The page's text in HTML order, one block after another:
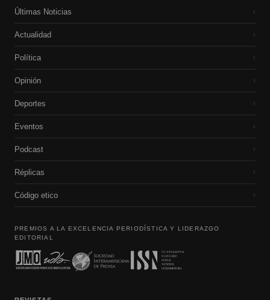
Últimas Noticias ›
Actualidad ›
Política ›
Opinión ›
Deportes ›
Eventos ›
Podcast ›
Réplicas ›
Código etico ›
PREMIOS A LA EXCELENCIA PERIODÍSTICA Y LIDERAZGO
EDITORIAL